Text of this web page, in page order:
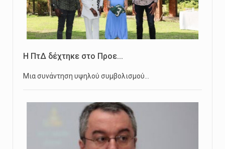
Η ΠτΔ δέχτηκε στο Προε...
Μια συνάντηση υψηλού συμβολισμού…